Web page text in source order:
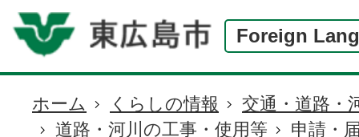
Foreign
現
ホーム くらしの情報
交通・道路・
道路・河川の工事・使用等
申請・